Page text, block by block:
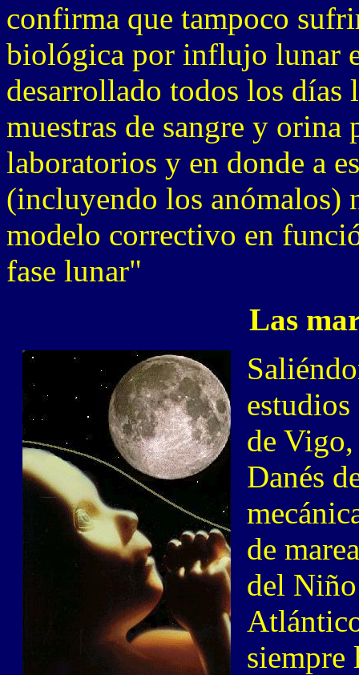
confirma que tampoco
biológica por influjo lunar
desarrollado todos los días
muestras de sangre y orina
laboratorios y en donde a
(incluyendo los anómalos)
modelo correctivo en
fase lunar"
Las
de
Danés
de
del
siempre